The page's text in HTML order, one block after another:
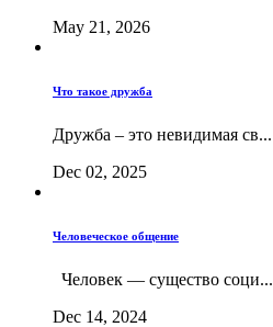
May 21, 2026
Что такое дружба
Дружба – это невидимая св...
Dec 02, 2025
Человеческое общение
Человек — существо соци...
Dec 14, 2024